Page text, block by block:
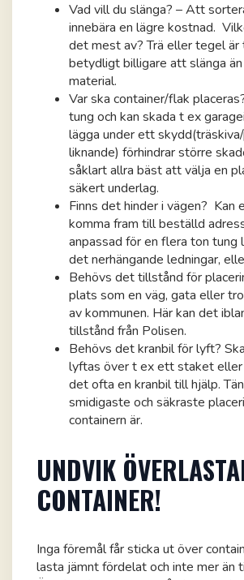
Vad vill du slänga? – Att
innebära en lägre kostnad.
det mest av? Trä eller tegel
betydligt billigare att slänga
material.
Var ska container/flak
tung och kan skada t ex
lägga under ett
liknande) förhindrar större
såklart allra bäst att välja en
säkert underlag.
Finns det hinder i vägen? Kan
komma fram till beställd
anpassad för en flera ton tung
det nerhängande ledningar,
Behövs det tillstånd för
plats som en väg, gata eller
av kommunen. Här kan det
tillstånd från Polisen.
Behövs det kranbil för lyft?
lyftas över t ex ett staket eller
det ofta en kranbil till hjälp.
smidigaste och säkraste
containern är.
UNDVIK
CONTAINER!
Inga föremål får sticka ut över
lasta jämnt fördelat och inte mer än